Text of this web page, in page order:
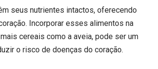
seus nutrientes intactos, oferecendo
Incorporar esses alimentos na
cereais como a aveia, pode ser um
o risco de doenças do coração.